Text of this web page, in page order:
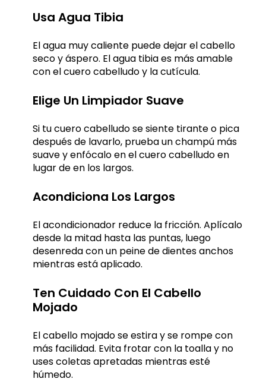
Usa Agua Tibia
El agua muy caliente puede dejar el cabello
seco y áspero. El agua tibia es más amable
con el cuero cabelludo y la cutícula.
Elige Un Limpiador Suave
Si tu cuero cabelludo se siente tirante o pica
después de lavarlo, prueba un champú más
suave y enfócalo en el cuero cabelludo en
lugar de en los largos.
Acondiciona Los Largos
El acondicionador reduce la fricción. Aplícalo
desde la mitad hasta las puntas, luego
desenreda con un peine de dientes anchos
mientras está aplicado.
Ten Cuidado Con El Cabello
Mojado
El cabello mojado se estira y se rompe con
más facilidad. Evita frotar con la toalla y no
uses coletas apretadas mientras esté
húmedo.